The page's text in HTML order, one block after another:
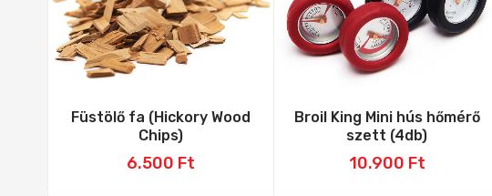
Füstölő fa (Hickory Wood
Chips)
6.500 Ft
Broil King Mini hús hőmérő
szett (4db)
10.900 Ft